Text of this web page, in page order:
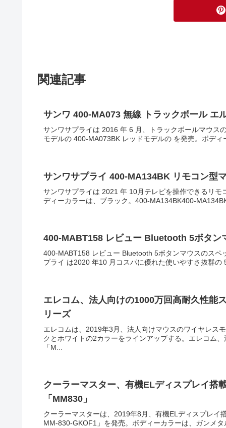
関連記事
サンワ 400-MA073 無線 トラックボール エ
サンワサプライは 2016 年 6 月、トラックボールマウス
モデルの 400-MA073BK レッドモデルの を発売。ボデ
サンワサプライ 400-MA134BK リモコン型
サンワサプライは 2021 年 10月テレビを操作できるリ
ディーカラーは、ブラック。400-MA134BK400-
400-MABT158 レビュー Bluetooth 5
400-MABT158 レビュー Bluetooth 5ボタンマウスのス
プライ は2020 年10 月コスパに優れた使いやすさ抜群の
エレコム、法人向けの1000万回高耐久性能
リーズ
エレコムは、2019年3月、法人向けマウスのワイヤレス
クとホワイトの2カラーをラインアップする。エレコム
「M...
クーラーマスター、有機ELディスプレイ搭
「MM830」
クーラーマスターは、2019年8月、有機ELディスプレ
MM-830-GKOF1」を発売。ボディーカラーは、ガンメ